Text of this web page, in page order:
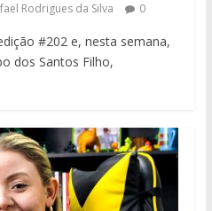
Rodrigues da Silva 0
#202 e, nesta semana,
dos Santos Filho,